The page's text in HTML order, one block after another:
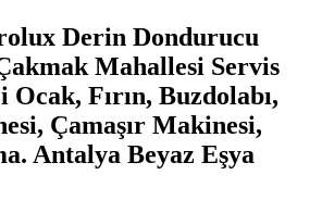
Derin Dondurucu
Mahallesi Servis
Ocak, Fırın, Buzdolabı,
Çamaşır Makinesi,
Antalya Beyaz Eşya